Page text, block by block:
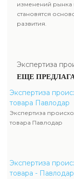
изменений
становятся
развития.
Экспертиза
ЕЩЕ
Экспертиза
товара Павлодар
Экспертиза
товара Павлодар
Экспертиза
товара - Павлодар